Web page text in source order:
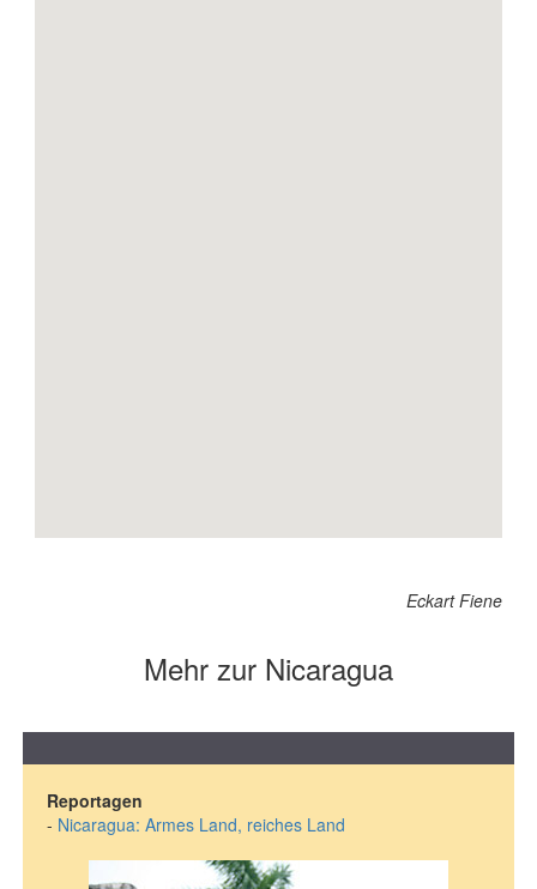
Eckart Fiene
Mehr zur Nicaragua
Reportagen
- Nicaragua: Armes Land, reiches Land